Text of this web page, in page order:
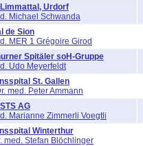
Urdorf
Michael Schwanda
de Sion
MER 1 Grégoire Girod
Spitäler soH-Gruppe
Udo Meyerfeldt
St. Gallen
med. Peter Ammann
AG
Marianne Zimmerli Voegtli
Winterthur
med. Stefan Blöchlinger